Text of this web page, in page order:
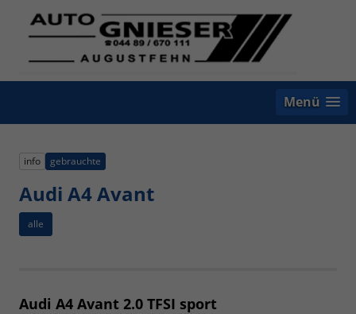
Menü
info gebrauchte
Audi A4 Avant
alle
Audi A4 Avant 2.0 TFSI sport